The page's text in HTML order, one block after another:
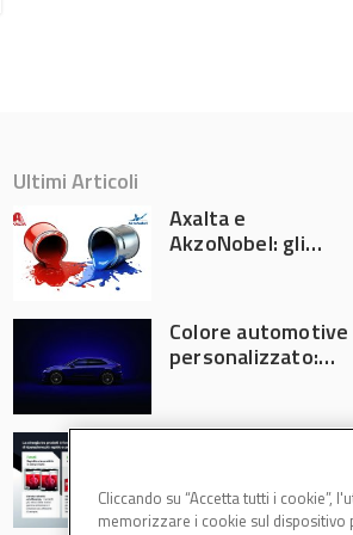
Ultimi Articoli
Axalta e
AkzoNobel: gli
Colore automotive
personalizzato:
diventa ingegneria
che riducono
consumi
Cliccando su “Accetta tutti i cookie”,
memorizzare i cookie sul dispositivo